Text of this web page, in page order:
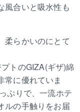
風合いと吸水性も
柔らかいのにとて
トのGIZA(ギザ)綿
常に優れていま
ぷりで、一流ホテ
ルの手触りをお届